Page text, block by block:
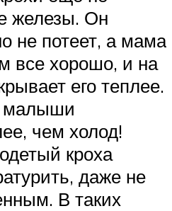
железы. Он
не потеет, а мама
все хорошо, и на
его теплее.
малыши
чем холод!
кроха
даже не
В таких